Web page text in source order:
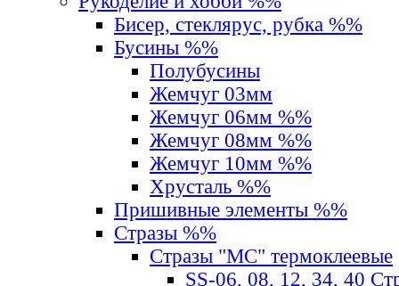
Бисер, стеклярус, рубка %%
Бусины %%
Полубусины
Жемчуг 03мм
Жемчуг 06мм %%
Жемчуг 08мм %%
Жемчуг 10мм %%
Хрусталь %%
Пришивные элементы %%
Стразы %%
Стразы "MС" термоклеевые
SS-06, 08, 12, 34, 40